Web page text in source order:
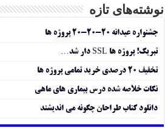
نوشته‌های تازه
جشنواره عیدانه ۲۰-۲۰-۲۰ پروژه ها
تبریک! پروژه ها SSL دار شد…
تخفیف ۲۰ درصدی خرید تمامی پروژه ها
نکات خلاصه شده درس بیماری های ماهی
دانلود کتاب طراحان چگونه می اندیشند